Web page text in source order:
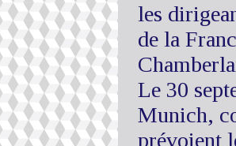
les
de la
Le 30
Munich,
prévoient